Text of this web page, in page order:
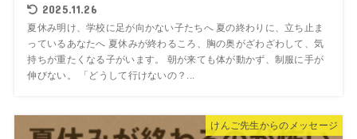
2025.11.26
夏休み明け、学校に足が向かない子たちへ 夏の終わりに、立ち止ま
っているあなたへ 夏休みが終わるころ、胸の奥がざわざわして、気
持ちが重たくなる子がいます。 朝が来ても体が動かず、制服に手が
伸びない。 「どうして行けないの？...
けんご先生からのメッセージ